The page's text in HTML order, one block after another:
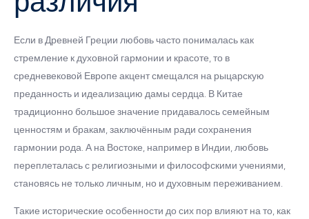
Если в Древней Греции любовь часто понималась как
стремление к духовной гармонии и красоте, то в
средневековой Европе акцент смещался на рыцарскую
преданность и идеализацию дамы сердца. В Китае
традиционно большое значение придавалось семейным
ценностям и бракам, заключённым ради сохранения
гармонии рода. А на Востоке, например в Индии, любовь
переплеталась с религиозными и философскими учениями,
становясь не только личным, но и духовным переживанием.
Такие исторические особенности до сих пор влияют на то, как